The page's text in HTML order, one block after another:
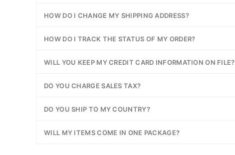
HOW DO I CHANGE MY SHIPPING ADDRESS?
HOW DO I TRACK THE STATUS OF MY ORDER?
WILL YOU KEEP MY CREDIT CARD INFORMATION ON FILE?
DO YOU CHARGE SALES TAX?
DO YOU SHIP TO MY COUNTRY?
WILL MY ITEMS COME IN ONE PACKAGE?